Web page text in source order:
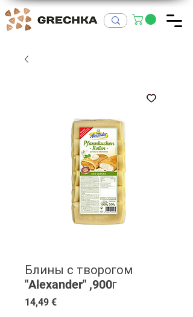
Блины с творогом
"Alexander" ,900г
14,49 €Цена